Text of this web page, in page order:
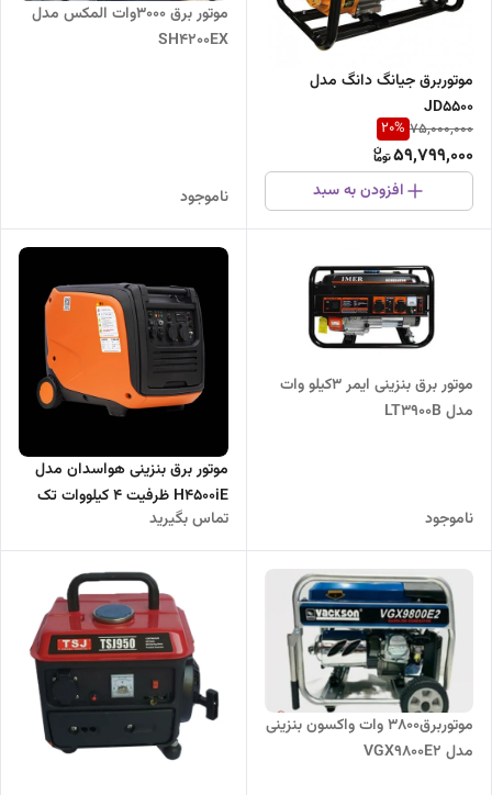
موتوربرق جیانگ دانگ مدل
JD5500
75,000,000
20%
59,799,000
افزودن به سبد
موتور برق 3000وات المکس مدل
SH4200EX
ناموجود
موتور برق بنزینی ایمر ۳کیلو وات
مدل LT3900B
ناموجود
موتور برق بنزینی هواسدان مدل
H4500iE ظرفیت ۴ کیلووات تک
فاز سایلنت
تماس بگیرید
موتوربرق۳۸۰۰ وات واکسون بنزینی
مدل VGX9800E2